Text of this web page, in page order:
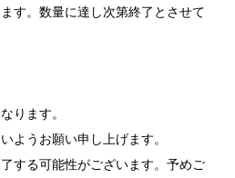
す。数量に達し次第終了とさせて
ります。
ようお願い申し上げます。
する可能性がございます。予めご